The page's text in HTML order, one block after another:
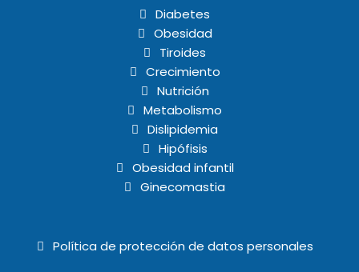
Diabetes
Obesidad
Tiroides
Crecimiento
Nutrición
Metabolismo
Dislipidemia
Hipófisis
Obesidad infantil
Ginecomastia
Política de protección de datos personales